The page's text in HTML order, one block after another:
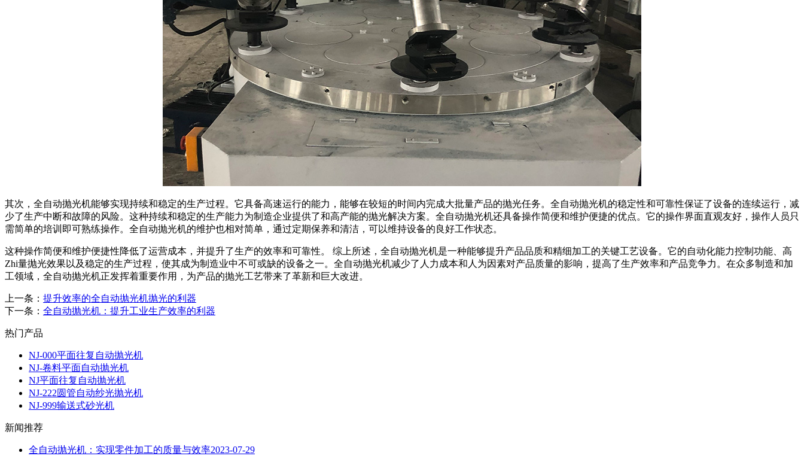
其次，全自动抛光机能够实现持续和稳定的生产过程。它具备高速运行的能力，能够在较短的时间内完成大批量产品的抛光任务。全自动抛光机的稳定性和可靠性保证了设备的连续运行，减
少了生产中断和故障的风险。这种持续和稳定的生产能力为制造企业提供了和高产能的抛光解决方案。全自动抛光机还具备操作简便和维护便捷的优点。它的操作界面直观友好，操作人员只
需简单的培训即可熟练操作。全自动抛光机的维护也相对简单，通过定期保养和清洁，可以维持设备的良好工作状态。
这种操作简便和维护便捷性降低了运营成本，并提升了生产的效率和可靠性。 综上所述，全自动抛光机是一种能够提升产品品质和精细加工的关键工艺设备。它的自动化能力控制功能、高
Zhi量抛光效果以及稳定的生产过程，使其成为制造业中不可或缺的设备之一。全自动抛光机减少了人力成本和人为因素对产品质量的影响，提高了生产效率和产品竞争力。在众多制造和加
工领域，全自动抛光机正发挥着重要作用，为产品的抛光工艺带来了革新和巨大改进。
上一条： 提升效率的全自动抛光机抛光的利器
下一条： 全自动抛光机：提升工业生产效率的利器
热门产品
NJ-000平面往复自动抛光机
NJ-卷料平面自动抛光机
NJ平面往复自动抛光机
NJ-222圆管自动纱光抛光机
NJ-999输送式砂光机
新闻推荐
全自动抛光机：实现零件加工的质量与效率2023-07-29